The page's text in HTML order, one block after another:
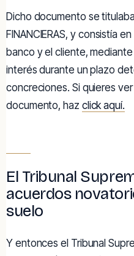
Dicho documento se titulaba
FINANCIERAS, y consistía
banco y el cliente,
interés durante un plazo
concreciones. Si quieres
documento, haz click aquí.
El Tribunal
acuerdos
suelo
Y entonces el Tribunal